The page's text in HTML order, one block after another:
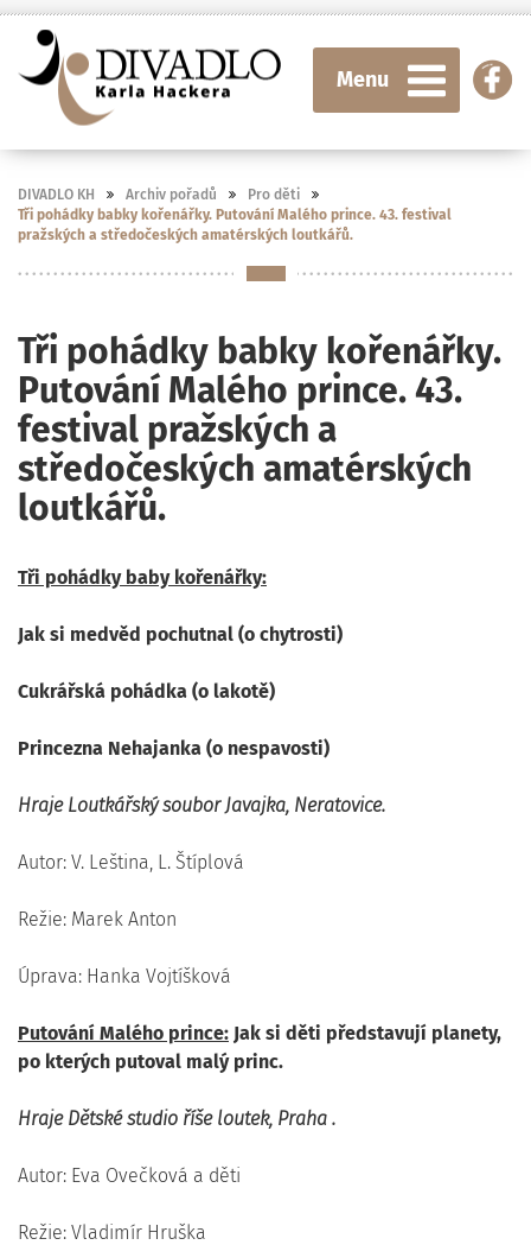
Menu
DIVADLO KH Archiv pořadů
Pro děti
Tři pohádky babky kořenářky. Putování Malého prince. 43. festival
pražských a středočeských amatérských loutkářů.
Tři pohádky babky kořenářky.
Putování Malého prince. 43.
festival pražských a
středočeských amatérských
loutkářů.
Tři pohádky baby kořenářky:
Jak si medvěd pochutnal (o chytrosti)
Cukrářská pohádka (o lakotě)
Princezna Nehajanka (o nespavosti)
Hraje Loutkářský soubor Javajka, Neratovice.
Autor: V. Leština, L. Štíplová
Režie: Marek Anton
Úprava: Hanka Vojtíšková
Putování Malého prince: Jak si děti představují planety,
po kterých putoval malý princ.
Hraje Dětské studio říše loutek, Praha .
Autor: Eva Ovečková a děti
Režie: Vladimír Hruška